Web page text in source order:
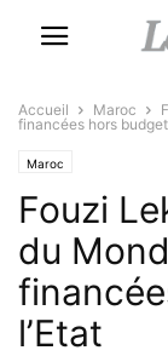
Accueil Maroc
financées hors
Maroc
Fouzi
du
l’Etat